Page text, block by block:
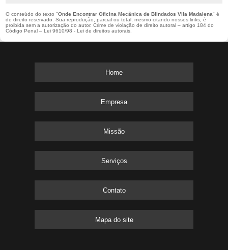
O conteúdo do texto "Onde Encontrar Oficina Mecânica de Blindados Vila Madalena" é
de direito reservado. Sua reprodução, parcial ou total, mesmo citando nossos links, é
proibida sem a autorização do autor. Crime de violação de direito autoral – artigo 184 do
Código Penal – Lei 9610/98 - Lei de direitos autorais.
Home
Empresa
Missão
Serviços
Contato
Mapa do site